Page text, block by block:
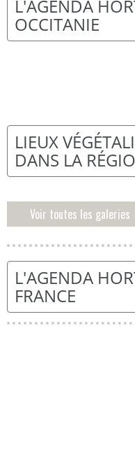
L'AGENDA
OCCITANIE
LIEUX
DANS LA
Voir toutes les galeries
L'AGENDA
FRANCE